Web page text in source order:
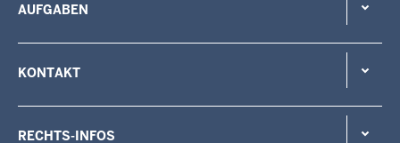
AUFGABEN
KONTAKT
RECHTS-INFOS